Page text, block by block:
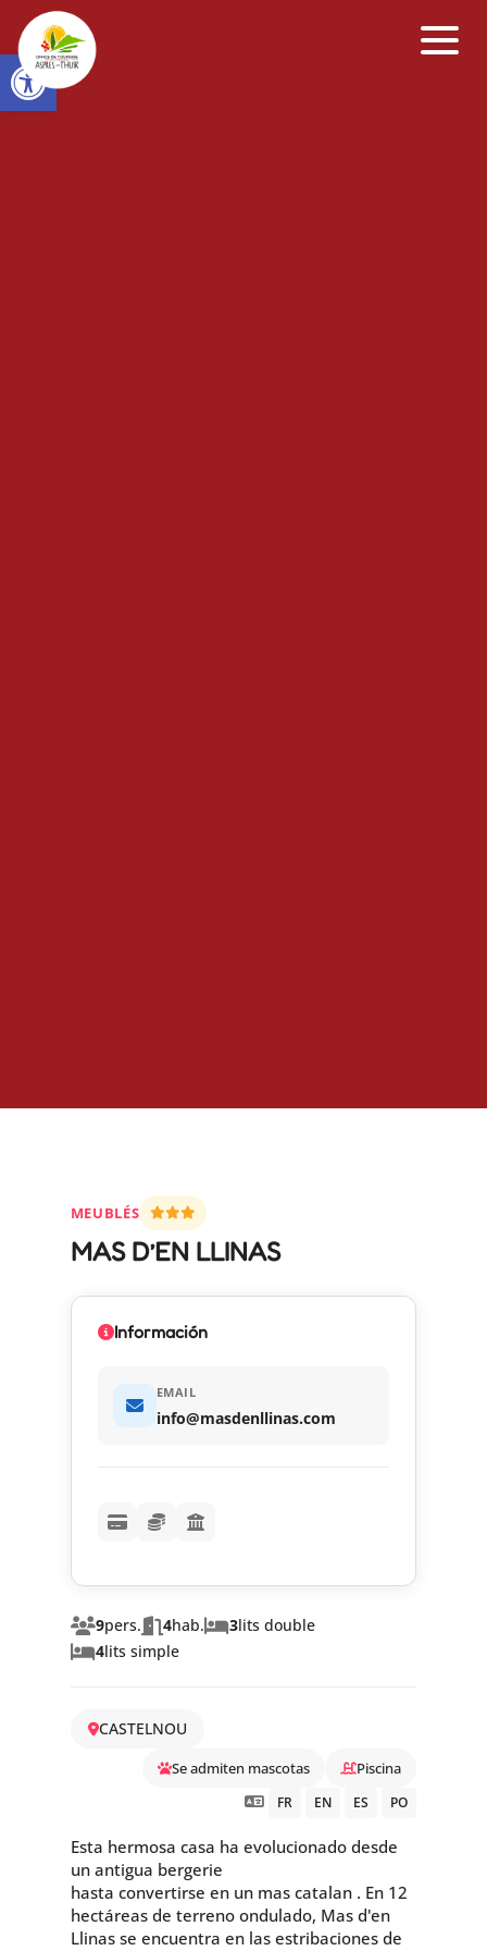
Open toolbar
MEUBLÉS
MAS D’EN LLINAS
9pers. 4hab. 3lits double
4lits simple
CASTELNOU
Se admiten mascotas Piscina
FR EN ES PO
Esta hermosa casa ha evolucionado desde
un antigua bergerie
hasta convertirse en un mas catalan . En 12
hectáreas de terreno ondulado, Mas d'en
Llinas se encuentra en las estribaciones de
Información
EMAIL
info@masdenllinas.com